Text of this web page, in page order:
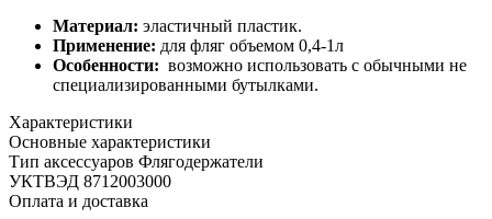
Материал: эластичный пластик.
Применение: для фляг объемом 0,4-1л
Особенности: возможно использовать с обычными не
специализированными бутылками.
Характеристики
Основные характеристики
Тип аксессуаров Флягодержатели
УКТВЭД 8712003000
Оплата и доставка